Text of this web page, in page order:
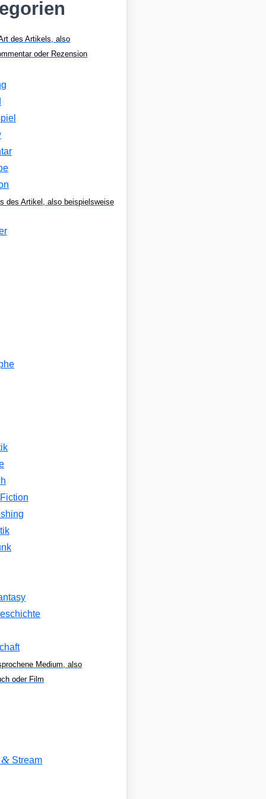
des Artikels, also
oder Rezension
des Artikel, also beispielsweise
Medium, also
oder Film
& Stream